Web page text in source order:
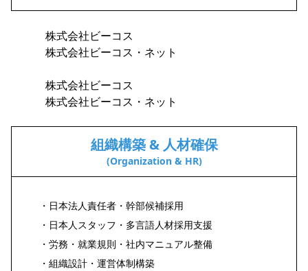
株式会社ビーコス
株式会社ビーコス・ネット
株式会社ビーコス
株式会社ビーコス・ネット
組織構築 & 人材確保
(Organization & HR)
・日本法人責任者・幹部候補採用
・日本人スタッフ・多言語人材採用支援
・労務・就業規則・社内マニュアル整備
・組織設計・運営体制構築